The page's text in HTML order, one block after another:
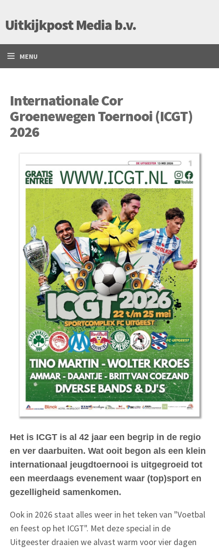
Uitkijkpost Media b.v.
MENU
Internationale Cor
Groenewegen Toernooi (ICGT)
2026
Het is ICGT is al 42 jaar een begrip in de regio
en ver daarbuiten. Wat ooit begon als een klein
internationaal jeugdtoernooi is uitgegroeid tot
een meerdaags evenement waar (top)sport en
gezelligheid samenkomen.
Ook in 2026 staat alles weer in het teken van "Voetbal
en feest op het ICGT". Met deze special in de
Uitgeester draaien we alvast warm voor vier dagen